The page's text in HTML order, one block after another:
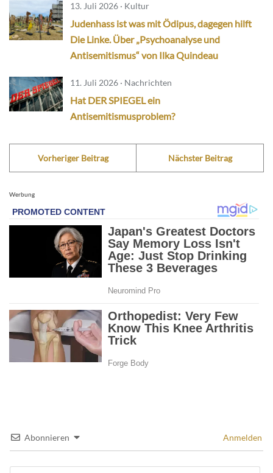
13. Juli 2026 · Kultur
Judenhass ist was mit Ödipus, dagegen hilft
Die Linke. Über „Psychoanalyse und
Antisemitismus“ von Ilka Quindeau
11. Juli 2026 · Nachrichten
Hat DER SPIEGEL ein
Antisemitismusproblem?
Vorheriger Beitrag Nächster Beitrag
Werbung
Abonnieren Anmelden